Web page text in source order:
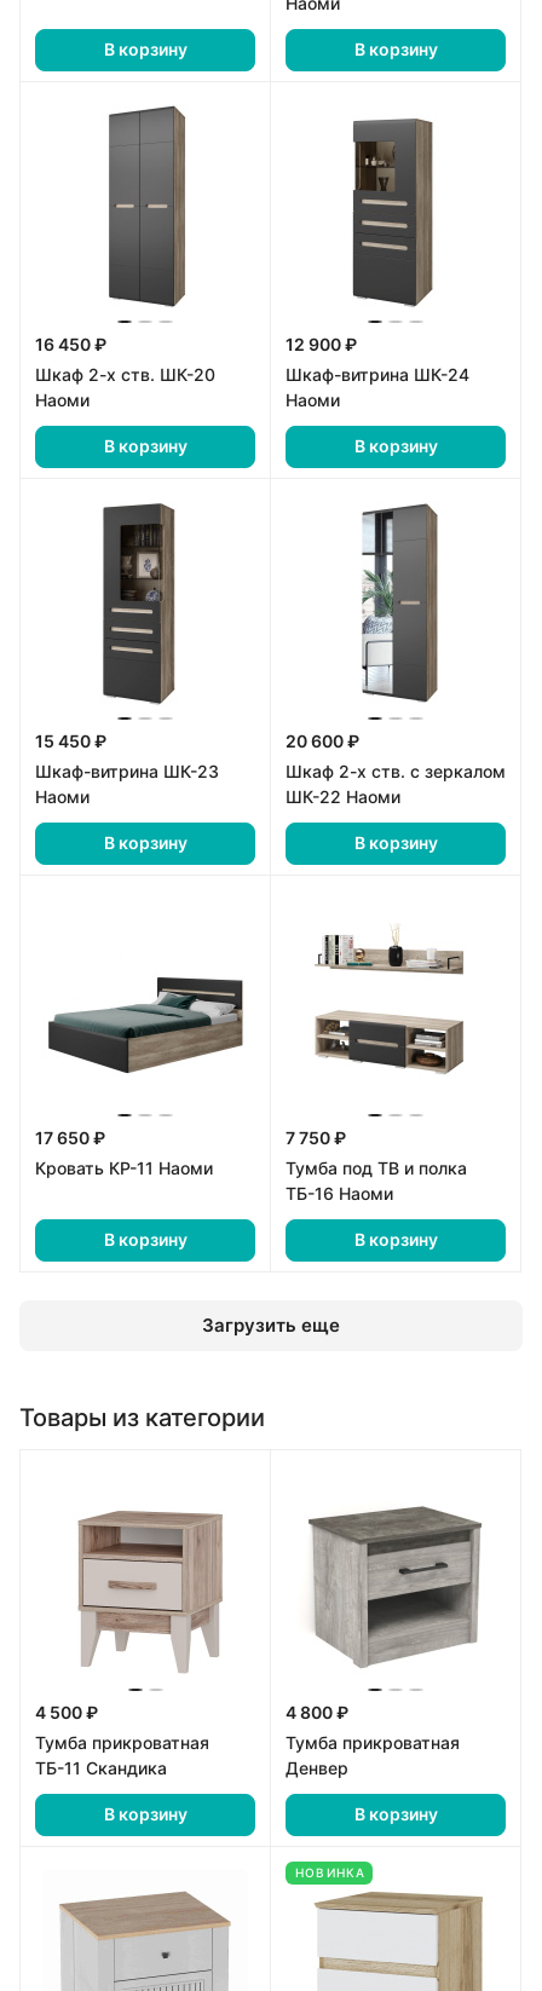
В корзину В корзину
16 450 ₽
Шкаф 2-х ств. ШК-20
Наоми
В корзину
12 900 ₽
Шкаф-витрина ШК-24
Наоми
В корзину
15 450 ₽
Шкаф-витрина ШК-23
Наоми
В корзину
20 600 ₽
Шкаф 2-х ств. с зеркалом
ШК-22 Наоми
В корзину
17 650 ₽
Кровать КР-11 Наоми
В корзину
7 750 ₽
Тумба под ТВ и полка
ТБ-16 Наоми
В корзину
Загрузить еще
Товары из категории
4 500 ₽
Тумба прикроватная
ТБ-11 Скандика
В корзину
4 800 ₽
Тумба прикроватная
Денвер
В корзину
НОВИНКА